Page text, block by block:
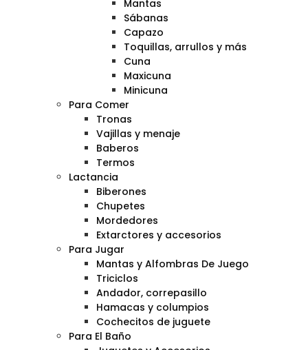
Mantas
Sábanas
Capazo
Toquillas, arrullos y más
Cuna
Maxicuna
Minicuna
Para Comer
Tronas
Vajillas y menaje
Baberos
Termos
Lactancia
Biberones
Chupetes
Mordedores
Extarctores y accesorios
Para Jugar
Mantas y Alfombras De Juego
Triciclos
Andador, correpasillo
Hamacas y columpios
Cochecitos de juguete
Para El Baño